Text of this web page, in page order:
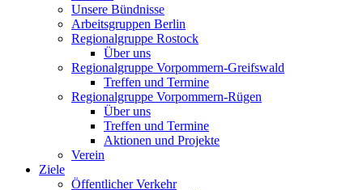
Unsere Bündnisse
Arbeitsgruppen Berlin
Regionalgruppe Rostock
Über uns
Regionalgruppe Vorpommern-Greifswald
Treffen und Termine
Regionalgruppe Vorpommern-Rügen
Über uns
Treffen und Termine
Aktionen und Projekte
Verein
Ziele
Öffentlicher Verkehr